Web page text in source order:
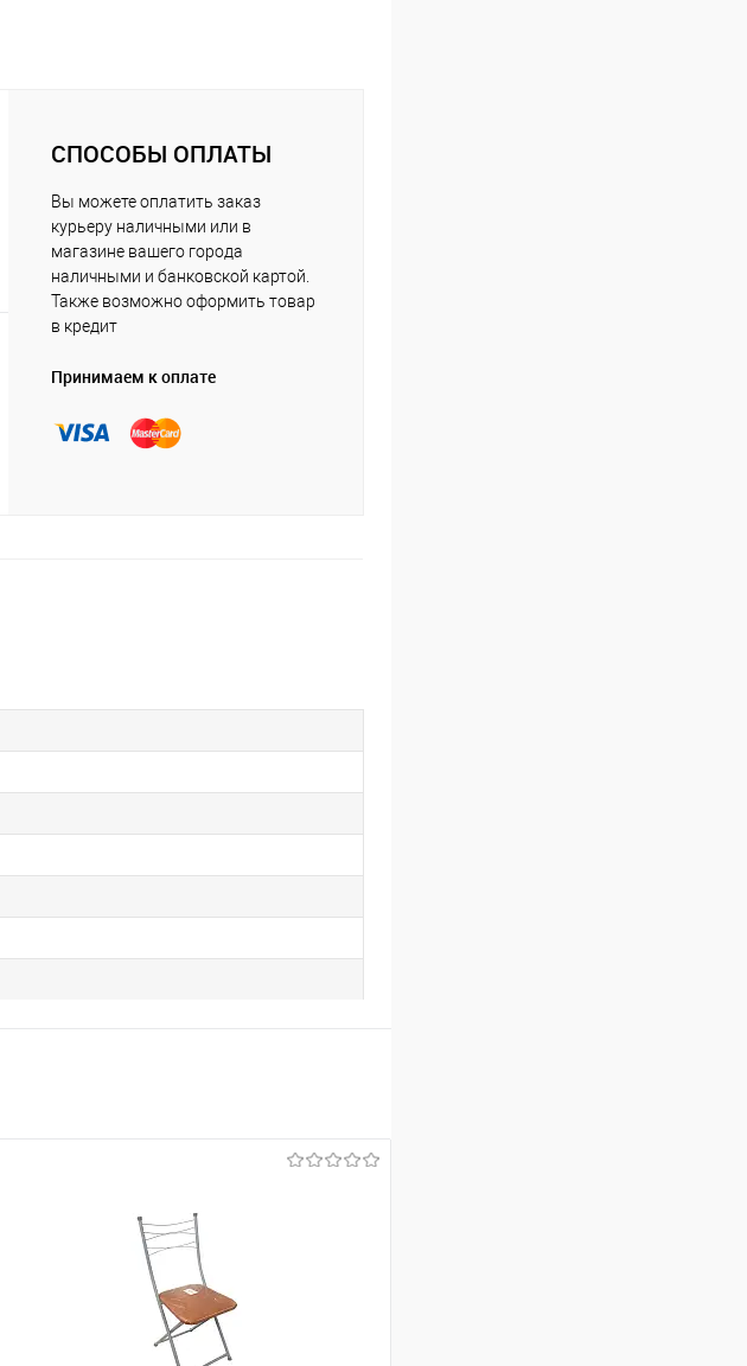
СПОСОБЫ ОПЛАТЫ
Вы можете оплатить заказ
курьеру наличными или в
магазине вашего города
наличными и банковской картой.
Также возможно оформить товар
в кредит
Принимаем к оплате